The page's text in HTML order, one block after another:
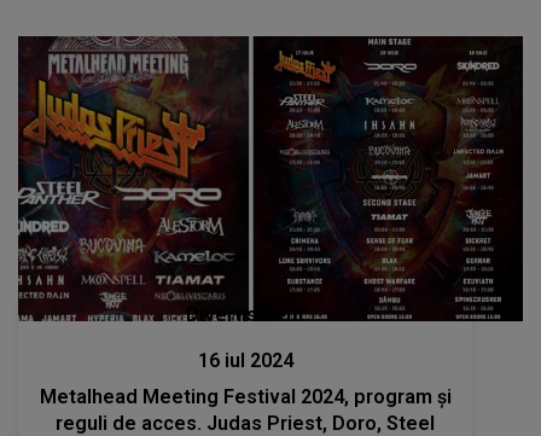
Divertisment
16 iul 2024
Metalhead Meeting Festival 2024, program şi
reguli de acces. Judas Priest, Doro, Steel